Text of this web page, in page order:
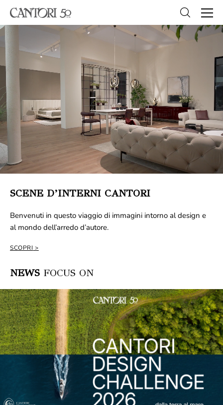
SCENE D’INTERNI CANTORI
Benvenuti in questo viaggio di immagini intorno al design e
al mondo dell’arredo d’autore.
SCOPRI
NEWS FOCUS ON